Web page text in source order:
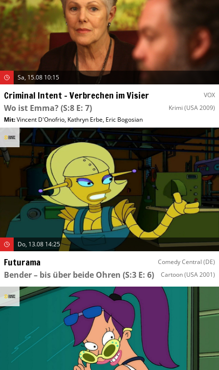
Sa, 15.08 10:15
Criminal Intent – Verbrechen im Visier VOX
Wo ist Emma?(S:8 E: 7) Krimi (USA 2009)
Mit:Vincent D'Onofrio, Kathryn Erbe, Eric Bogosian
Do, 13.08 14:25
Futurama Comedy Central (DE)
Bender – bis über beide Ohren (S:3 E: 6) Cartoon(USA 2001)